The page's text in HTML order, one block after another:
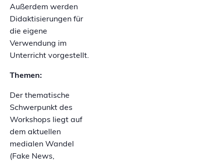
Außerdem werden
Didaktisierungen für
die eigene
Verwendung im
Unterricht vorgestellt.
Themen:
Der thematische
Schwerpunkt des
Workshops liegt auf
dem aktuellen
medialen Wandel
(Fake News,